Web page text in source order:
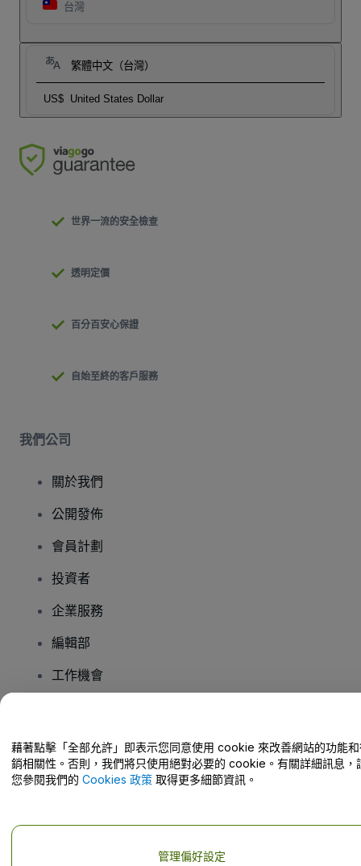
台灣
繁體中文（台灣）
US$ United States Dollar
世界一流的安全檢查
透明定價
百分百安心保證
自始至終的客戶服務
我們公司
關於我們
公開發佈
會員計劃
投資者
企業服務
編輯部
工作機會
幫助中心 / 聯絡我們
藉著點擊「全部允許」即表示您同意使用 cookie 來改善網站的功能
銷相關性。否則，我們將只使用絕對必要的 cookie。有關詳細訊息，
您參閱我們的 Cookies 政策 取得更多細節資訊。
管理偏好設定